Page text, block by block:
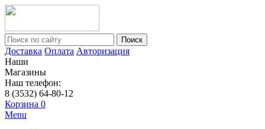
Поиск
Доставка Оплата Авторизация
Наши
Магазины
Наш телефон:
8 (3532) 64-80-12
Корзина 0
Menu